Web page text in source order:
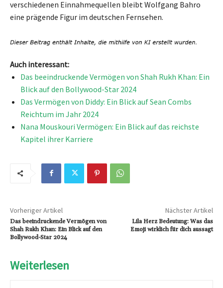
verschiedenen Einnahmequellen bleibt Wolfgang Bahro
eine prägende Figur im deutschen Fernsehen.
Auch interessant:
Das beeindruckende Vermögen von Shah Rukh Khan: Ein
Blick auf den Bollywood-Star 2024
Das Vermögen von Diddy: Ein Blick auf Sean Combs
Reichtum im Jahr 2024
Nana Mouskouri Vermögen: Ein Blick auf das reichste
Kapitel ihrer Karriere
Vorheriger Artikel
Das beeindruckende Vermögen von
Shah Rukh Khan: Ein Blick auf den
Bollywood-Star 2024
Nächster Artikel
Lila Herz Bedeutung: Was das
Emoji wirklich für dich aussagt
Weiterlesen